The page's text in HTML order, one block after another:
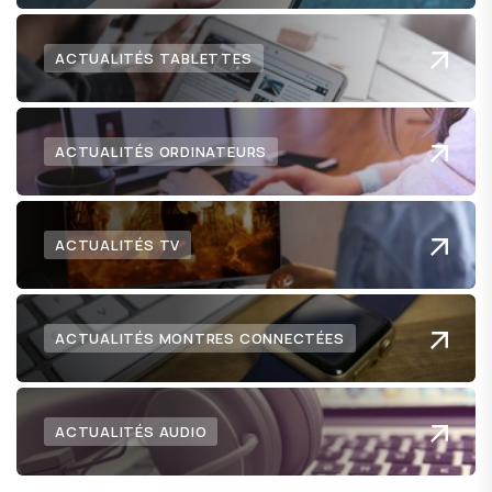
ACTUALITÉS TABLETTES
ACTUALITÉS ORDINATEURS
ACTUALITÉS TV
ACTUALITÉS MONTRES CONNECTÉES
ACTUALITÉS AUDIO